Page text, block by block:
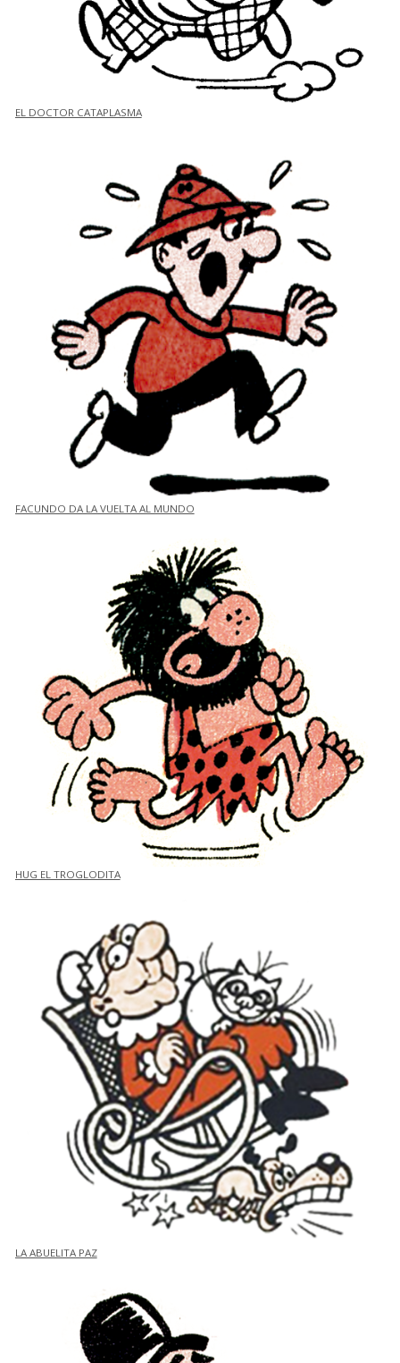
EL DOCTOR CATAPLASMA
FACUNDO DA LA VUELTA AL MUNDO
HUG EL TROGLODITA
LA ABUELITA PAZ